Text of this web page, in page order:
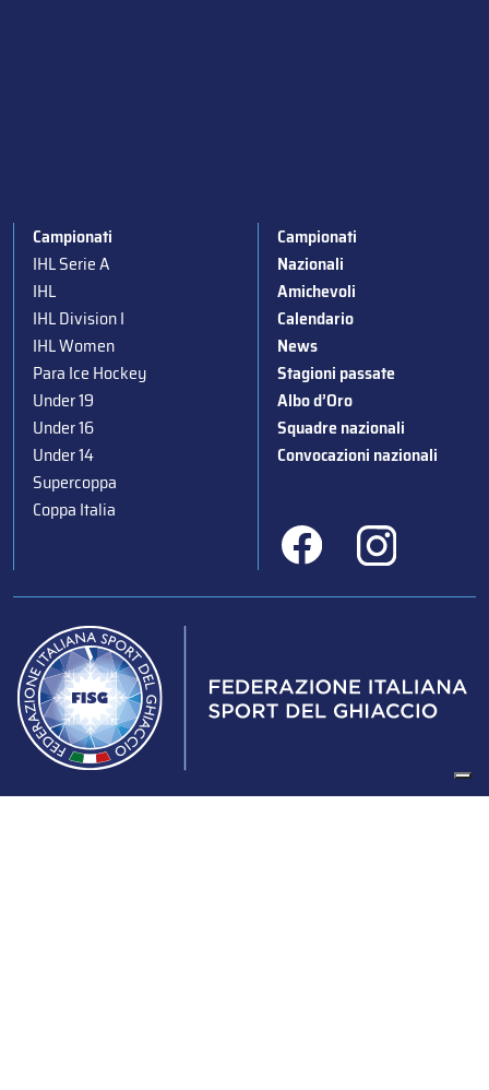
Campionati
IHL Serie A
IHL
IHL Division I
IHL Women
Para Ice Hockey
Under 19
Under 16
Under 14
Supercoppa
Coppa Italia
Campionati
Nazionali
Amichevoli
Calendario
News
Stagioni passate
Albo d’Oro
Squadre nazionali
Convocazioni nazionali